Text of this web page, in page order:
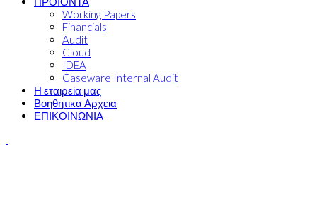
Working Papers
Financials
Audit
Cloud
IDEA
Caseware Internal Audit
Η εταιρεία μας
Βοηθητικα Αρχεια
ΕΠΙΚΟΙΝΩΝΙΑ